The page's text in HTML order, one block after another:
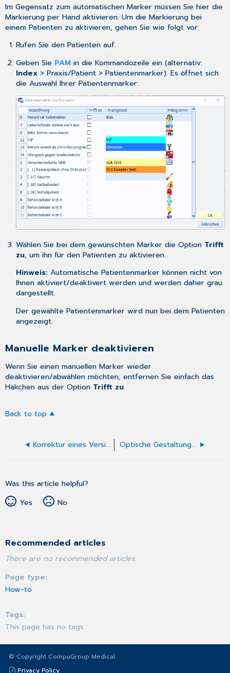
Im Gegensatz zumautomatischen Marker müssen Sie hier die
Markierung per Hand aktivieren. Um die Markierung bei
einem Patienten zu aktivieren, gehen Sie wie folgt vor:
Rufen Sie den Patienten auf.
Geben Sie PAMin die Kommandozeile ein (alternativ:
Index> Praxis/Patient > Patientenmarker). Es öffnet sich
die Auswahl Ihrer Patientenmarker:
Wählen Sie bei dem gewünschten Marker die Option Trifft
zu, um ihn für den Patienten zu aktivieren.
Hinweis: Automatische Patientenmarkerkönnen nicht von
Ihnen aktiviert/deaktivert werden und werden daher grau
dargestellt.
Der gewählte Patientenmarker wird nun bei dem Patienten
angezeigt.
Manuelle Marker deaktivieren
Wenn Sie einen manuellen Marker wieder
deaktivieren/abwählen möchten, entfernen Sie einfach das
Häkchen aus der Option Trifft zu.
Back to top
Korrektur eines Versicherungswechsels Optische Gestaltung der Patientenmarker
Was this article helpful?
Yes
No
Recommended articles
There are no recommended articles.
Page type
How-to
Tags
This page has no tags.
© Copyright CompuGroup Medical
Privacy Policy